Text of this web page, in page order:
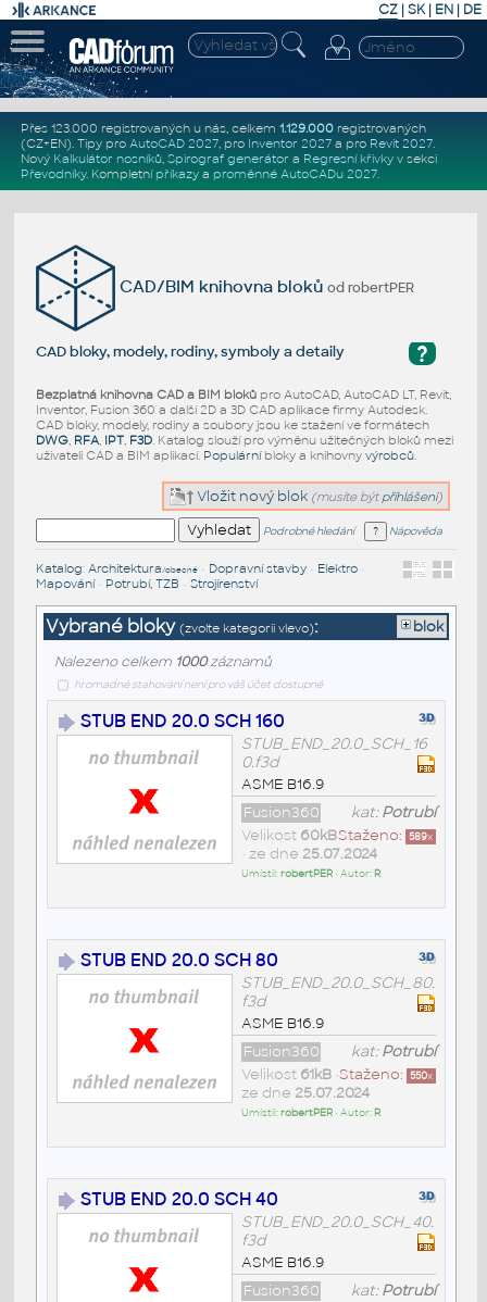
CZ | SK| EN | DE
Přes 123.000 registrovaných u nás, celkem 1.129.000registrovaných
(CZ+EN). Tipy pro AutoCAD 2027, pro Inventor 2027a pro Revit 2027.
Nový Kalkulátor nosníků, Spirograf generátor a Regresní křivkyv sekci
Převodníky. Kompletní příkazya proměnné AutoCADu 2027.
CAD/BIM knihovna blokůod robertPER
?
CAD bloky, modely, rodiny, symboly a detaily
Bezplatná knihovna CAD a BIM blokůpro AutoCAD, AutoCAD LT, Revit,
Inventor, Fusion 360 a další 2D a 3D CAD aplikace firmy Autodesk.
CAD bloky, modely, rodiny a soubory jsou ke stažení ve formátech
DWG, RFA, IPT, F3D. Katalog slouží pro výměnu užitečných bloků mezi
uživateli CAD a BIM aplikací. Populárníbloky a knihovny výrobců.
Vložit nový blok (musíte být přihlášeni)
Podrobné hledání Nápověda
Katalog: Architektura/obecné• Dopravní stavby• Elektro•
Mapování• Potrubí, TZB • Strojírenství
Vybrané bloky (zvolte kategorii vlevo): blok
Nalezeno celkem 1000záznamů
hromadné stahování není pro váš účet dostupné
STUB END 20.0 SCH 160
STUB_END_20.0_SCH_16
0.f3d
ASME B16.9
kat:Potrubí
Fusion360
Staženo: 589x
Velikost 60kB
• ze dne 25.07.2024
Umístil:robertPER• Autor: R
STUB END 20.0 SCH 80
STUB_END_20.0_SCH_80.
f3d
ASME B16.9
kat:Potrubí
Fusion360
Staženo: 550x
Velikost 61kB•
ze dne 25.07.2024
Umístil:robertPER• Autor: R
STUB END 20.0 SCH 40
STUB_END_20.0_SCH_40.
f3d
ASME B16.9
kat:Potrubí
Fusion360